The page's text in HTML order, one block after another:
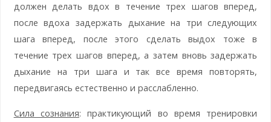
должен делать вдох в течение трех шагов вперед,
после вдоха задержать дыхание на три следующих
шага вперед, после этого сделать выдох тоже в
течение трех шагов вперед, а затем вновь задержать
дыхание на три шага и так все время повторять,
передвигаясь естественно и расслабленно.
Сила сознания: практикующий во время тренировки